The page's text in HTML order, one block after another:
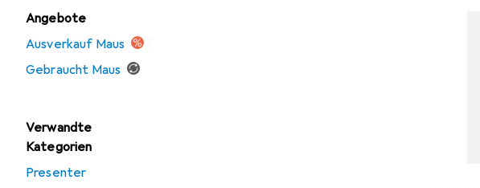
Angebote
Ausverkauf Maus
Gebraucht Maus
Verwandte
Kategorien
Presenter